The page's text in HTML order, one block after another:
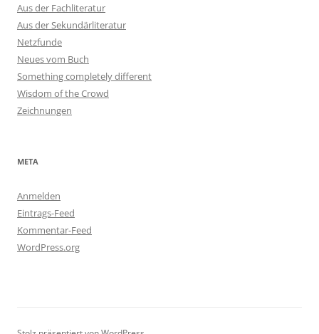
Aus der Fachliteratur
Aus der Sekundärliteratur
Netzfunde
Neues vom Buch
Something completely different
Wisdom of the Crowd
Zeichnungen
META
Anmelden
Eintrags-Feed
Kommentar-Feed
WordPress.org